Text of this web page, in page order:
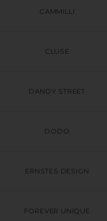
CAMMILLI
CLUSE
DANDY STREET
DODO
ERNSTES DESIGN
FOREVER UNIQUE